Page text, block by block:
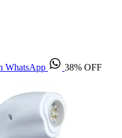
WhatsApp 38% OFF